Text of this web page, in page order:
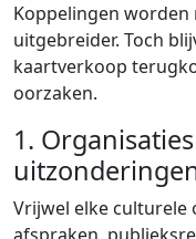
Koppelingen worden
uitgebreider. Toch
kaartverkoop
oorzaken.
1.
Vrijwel elke